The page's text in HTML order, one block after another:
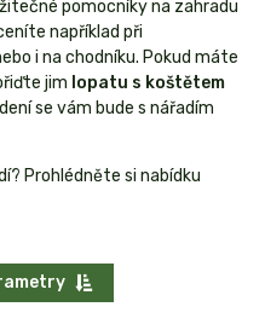
pomocníky na zahradu
například při
i na chodníku. Pokud máte
jim lopatu s koštětem
se vám bude s nářadím
Prohlédněte si nabídku